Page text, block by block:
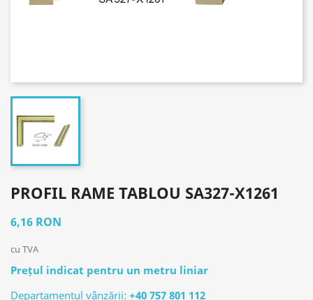
PROFIL RAME TABLOU SA327-X1261
6,16 RON
cu TVA
Prețul indicat pentru un metru liniar
Departamentul vânzării: +40 757 801 112